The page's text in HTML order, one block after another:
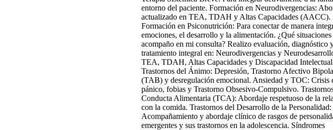
entorno del paciente. Formación en Neurodivergencias:
actualizado en TEA, TDAH y Altas Capacidades (AACC).
Formación en Psiconutrición: Para conectar de manera
emociones, el desarrollo y la alimentación. ¿Qué situaciones
acompaño en mi consulta? Realizo evaluación, diagnóstico
tratamiento integral en: Neurodivergencias y
TEA, TDAH, Altas Capacidades y Discapacidad
Trastornos del Ánimo: Depresión, Trastorno Afectivo
(TAB) y desregulación emocional. Ansiedad y TOC: Crisis
pánico, fobias y Trastorno Obsesivo-Compulsivo.
Conducta Alimentaria (TCA): Abordaje respetuoso de la
con la comida. Trastornos del Desarrollo de la Personalidad:
Acompañamiento y abordaje clínico de rasgos de
emergentes y sus trastornos en la adolescencia. Síndromes